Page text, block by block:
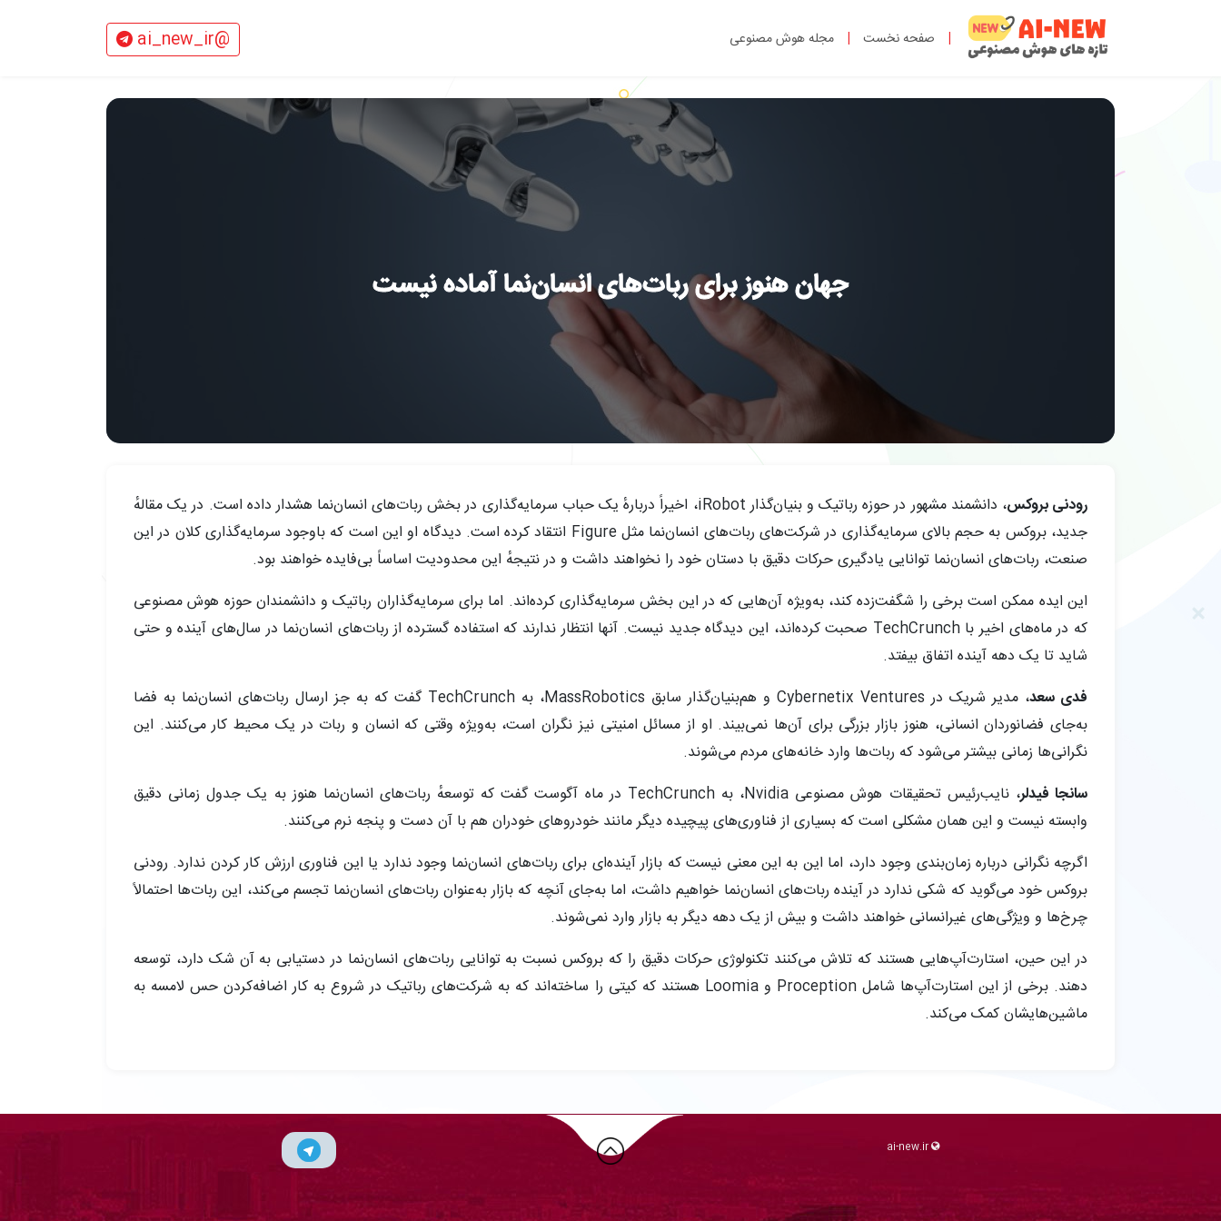
| صفحه نخست | مجله هوش مصنوعی @ai_new_ir
جهان هنوز برای ربات‌های انسان‌نما آماده نیست
رودنی بروکس
، دانشمند مشهور در حوزه رباتیک و بنیان‌گذار iRobot، اخیراً دربارهٔ یک حباب سرمایه‌گذاری در بخش ربات‌های انسان‌نما هشدار داده است. در یک مقالهٔ
جدید، بروکس به حجم بالای سرمایه‌گذاری در شرکت‌های ربات‌های انسان‌نما مثل Figure انتقاد کرده است. دیدگاه او این است که باوجود سرمایه‌گذاری کلان در این
صنعت، ربات‌های انسان‌نما توانایی یادگیری حرکات دقیق با دستان خود را نخواهند داشت و در نتیجهٔ این محدودیت اساساً بی‌فایده خواهند بود.
این ایده ممکن است برخی را شگفت‌زده کند، به‌ویژه آن‌هایی که در این بخش سرمایه‌گذاری کرده‌اند. اما برای سرمایه‌گذاران رباتیک و دانشمندان حوزه هوش مصنوعی
که در ماه‌های اخیر با TechCrunch صحبت کرده‌اند، این دیدگاه جدید نیست. آنها انتظار ندارند که استفاده گسترده از ربات‌های انسان‌نما در سال‌های آینده و حتی
شاید تا یک دهه آینده اتفاق بیفتد.
فدی سعد
، مدیر شریک در Cybernetix Ventures و هم‌بنیان‌گذار سابق MassRobotics، به TechCrunch گفت که به جز ارسال ربات‌های انسان‌نما به فضا
به‌جای فضانوردان انسانی، هنوز بازار بزرگی برای آن‌ها نمی‌بیند. او از مسائل امنیتی نیز نگران است، به‌ویژه وقتی که انسان و ربات در یک محیط کار می‌کنند. این
نگرانی‌ها زمانی بیشتر می‌شود که ربات‌ها وارد خانه‌های مردم می‌شوند.
سانجا فیدلر
، نایب‌رئیس تحقیقات هوش مصنوعی Nvidia، به TechCrunch در ماه آگوست گفت که توسعهٔ ربات‌های انسان‌نما هنوز به یک جدول زمانی دقیق
وابسته نیست و این همان مشکلی است که بسیاری از فناوری‌های پیچیده دیگر مانند خودروهای خودران هم با آن دست و پنجه نرم می‌کنند.
اگرچه نگرانی‌ درباره زمان‌بندی وجود دارد، اما این به این معنی نیست که بازار آینده‌ای برای ربات‌های انسان‌نما وجود ندارد یا این فناوری ارزش کار کردن ندارد. رودنی
بروکس خود می‌گوید که شکی ندارد در آینده ربات‌های انسان‌نما خواهیم داشت، اما به‌جای آنچه که بازار به‌عنوان ربات‌های انسان‌نما تجسم می‌کند، این ربات‌ها احتمالاً
چرخ‌ها و ویژگی‌های غیرانسانی خواهند داشت و بیش از یک دهه دیگر به بازار وارد نمی‌شوند.
در این حین، استارت‌آپ‌هایی هستند که تلاش می‌کنند تکنولوژی حرکات دقیق را که بروکس نسبت به توانایی ربات‌های انسان‌نما در دستیابی به آن‌ شک دارد، توسعه
دهند. برخی از این استارت‌آپ‌ها شامل Proception و Loomia هستند که کیتی را ساخته‌اند که به شرکت‌های رباتیک در شروع به کار اضافه‌کردن حس لامسه به
ماشین‌هایشان کمک می‌کند.
ai-new.ir